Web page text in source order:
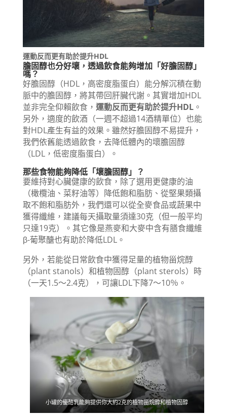
運動反而更有助於提升HDL
膽固醇也分好壞，透過飲食能夠增加「好膽固醇」
嗎？
好膽固醇（HDL，高密度脂蛋白）能分解沉積在動
脈中的膽固醇，將其帶回肝臟代謝。其實增加HDL
並非完全仰賴飲食， 運動反而更有助於提升HDL。
另外，適度的飲酒（一週不超過14酒精單位）也能
對HDL產生有益的效果。雖然好膽固醇不易提升，
我們依舊能透過飲食，去降低體內的壞膽固醇
（LDL，低密度脂蛋白）。
那些食物能夠降低「壞膽固醇」？
要維持對心臟健康的飲食，除了選用更健康的油
（橄欖油、菜籽油等）降低飽和脂肪、從堅果類攝
取不飽和脂肪外，我們還可以從全麥食品或蔬果中
獲得纖維，建議每天攝取量須達30克（但一般平均
只達19克）。其它像是燕麥和大麥中含有膳食纖維
β-葡聚醣也有助於降低LDL。
另外，若能從日常飲食中獲得足量的植物甾烷醇
（plant stanols）和植物固醇（plant sterols）時
（一天1.5～2.4克），可讓LDL下降7～10％。
小罐的優酪乳能夠提供你大約2克的植物甾烷醇和植物固醇